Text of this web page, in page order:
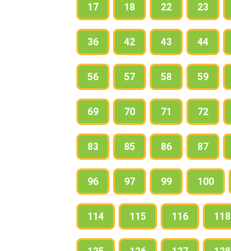
17 18 22 23
36 42 43 44
56 57 58 59
69 70 71 72
83 85 86 87
96 97 99 100
114 115 116 118